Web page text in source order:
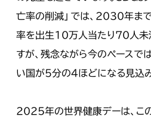
亡率の削減」では、2030年ま
率を出生10万人当たり70人未
すが、残念ながら今のペースで
い国が５分の4ほどになる見込み
2025年の世界健康デーは、こ